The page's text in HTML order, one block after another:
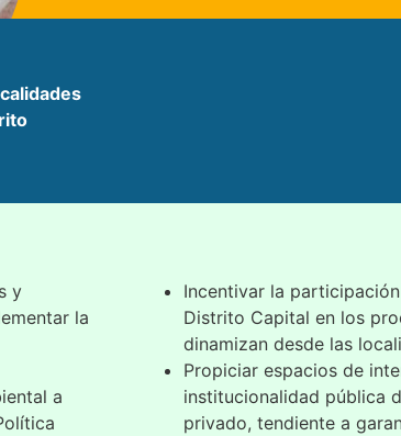
y
la
a
Incentivar la
Distrito Capital en los
dinamizan desde las
Propiciar espacios de
institucionalidad pública
privado, tendiente a